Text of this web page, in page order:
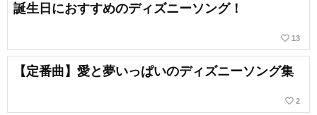
誕生日におすすめのディズニーソング！
favorite_border 13
【定番曲】愛と夢いっぱいのディズニーソング集
favorite_border 2